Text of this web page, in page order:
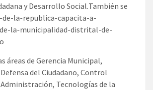
y Desarrollo Social.También se
áreas de Gerencia Municipal,
del Ciudadano, Control
Tecnologías de la